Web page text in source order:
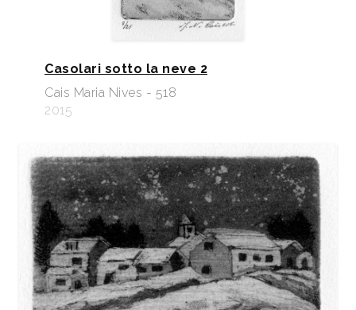
Casolari sotto la neve 2
Cais Maria Nives - 518
2015